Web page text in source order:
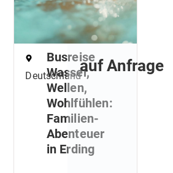
Deutschland
Busreise
Wasser,
Wellen,
Wohlfühlen:
Familien-
Abenteuer
in Erding
auf Anfrage